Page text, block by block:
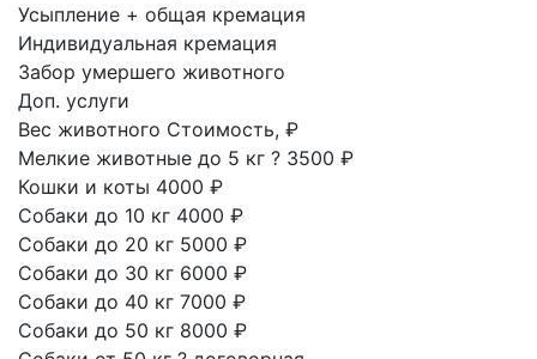
Усыпление + общая кремация
Индивидуальная кремация
Забор умершего животного
Доп. услуги
Вес животного Стоимость, ₽
Мелкие животные до 5 кг ? 3500 ₽
Кошки и коты 4000 ₽
Собаки до 10 кг 4000 ₽
Собаки до 20 кг 5000 ₽
Собаки до 30 кг 6000 ₽
Собаки до 40 кг 7000 ₽
Собаки до 50 кг 8000 ₽